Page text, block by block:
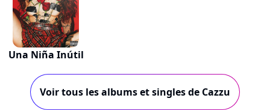
Una Niña Inútil
Voir tous les albums et singles de Cazzu